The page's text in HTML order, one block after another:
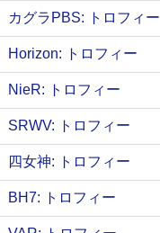
カグラPBS: トロフィー
Horizon: トロフィー
NieR: トロフィー
SRWV: トロフィー
四女神: トロフィー
BH7: トロフィー